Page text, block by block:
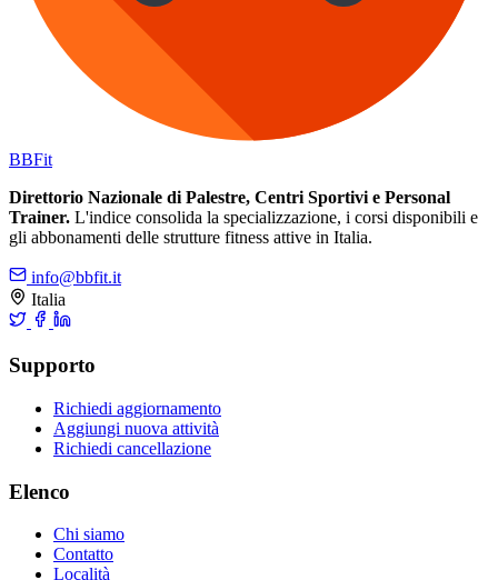
BBFit
Direttorio Nazionale di Palestre, Centri Sportivi e Personal
Trainer. L'indice consolida la specializzazione, i corsi disponibili e
gli abbonamenti delle strutture fitness attive in Italia.
info@bbfit.it
Italia
Supporto
Richiedi aggiornamento
Aggiungi nuova attività
Richiedi cancellazione
Elenco
Chi siamo
Contatto
Località